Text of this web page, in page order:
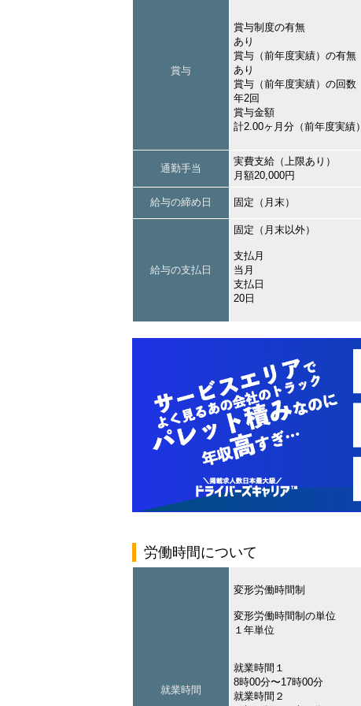
賞与
賞与制度の有無
あり
賞与（前年度実績）の有無
あり
賞与（前年度実績）の回数
年2回
賞与金額
計2.00ヶ月分（前年度実績）
通勤手当
実費支給（上限あり）
月額20,000円
給与の締め日 固定（月末）
給与の支払日
固定（月末以外）
支払月
当月
支払日
20日
労働時間について
就業時間
変形労働時間制
変形労働時間制の単位
１年単位
就業時間１
8時00分〜17時00分
就業時間２